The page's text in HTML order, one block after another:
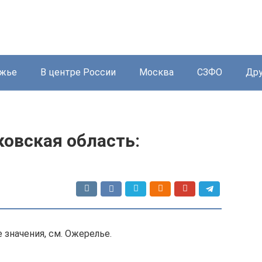
В центре России Москва СЗФО
область:
см. Ожерелье.